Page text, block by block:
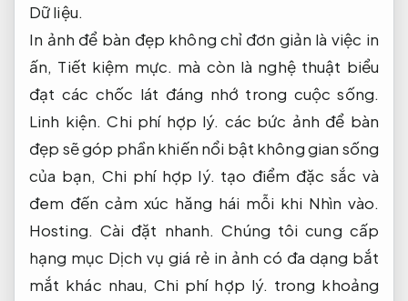
Dữ liệu.
In ảnh để bàn đẹp không chỉ đơn giản là việc in
ấn, Tiết kiệm mực. mà còn là nghệ thuật biểu
đạt các chốc lát đáng nhớ trong cuộc sống.
Linh kiện. Chi phí hợp lý. các bức ảnh để bàn
đẹp sẽ góp phần khiến nổi bật không gian sống
của bạn, Chi phí hợp lý. tạo điểm đặc sắc và
đem đến cảm xúc hăng hái mỗi khi Nhìn vào.
Hosting. Cài đặt nhanh. Chúng tôi cung cấp
hạng mục Dịch vụ giá rẻ in ảnh có đa dạng bắt
mắt khác nhau,Chi phí hợp lý. trong khoảng